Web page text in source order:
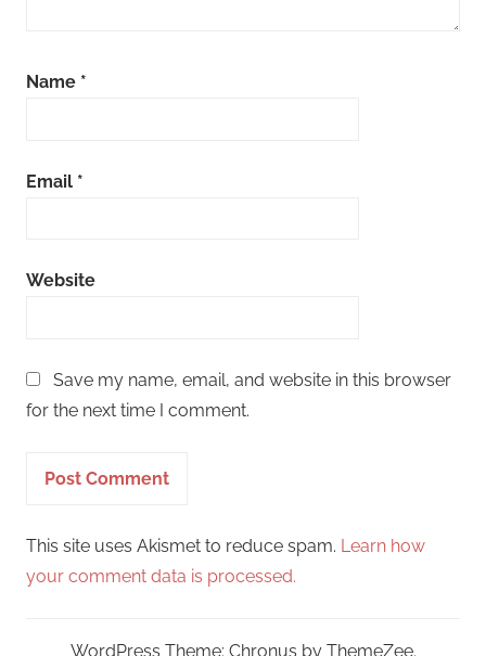
Name *
Email *
Website
Save my name, email, and website in this browser
for the next time I comment.
This site uses Akismet to reduce spam. Learn how
your comment data is processed.
WordPress Theme: Chronus by ThemeZee.